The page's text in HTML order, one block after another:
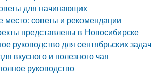
для начинающих
место: советы и рекомендации
представлены в Новосибирске
руководство для сентябрьских задач
вкусного и полезного чая
руководство